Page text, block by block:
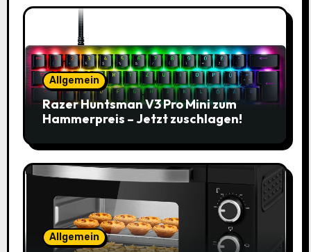
Allgemein
Razer Huntsman V3 Pro Mini zum
Hammerpreis – Jetzt zuschlagen!
Allgemein